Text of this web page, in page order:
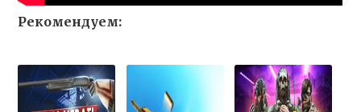
Рекомендуем: